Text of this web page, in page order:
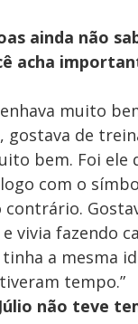
ainda não
acha
muito
gostava de
bem. Foi ele
com o
contrário.
vivia fazendo
a mesma
tempo.”
não teve